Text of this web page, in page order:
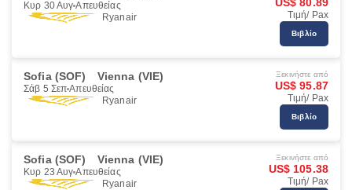
Κυρ 30 Αυγ Απευθείας
Ryanair
Τιμή/ Pax
Βιβλίο
Sofia (SOF) Vienna (VIE)
Σάβ 5 Σεπ Απευθείας
Ryanair
Ξεκινήστε από
US$ 95.87
Τιμή/ Pax
Βιβλίο
Sofia (SOF) Vienna (VIE)
Κυρ 23 Αυγ Απευθείας
Ryanair
Ξεκινήστε από
US$ 105.38
Τιμή/ Pax